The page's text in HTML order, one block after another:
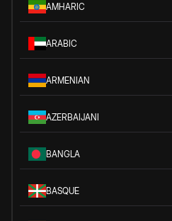
AMHARIC
ARABIC
ARMENIAN
AZERBAIJANI
BANGLA
BASQUE